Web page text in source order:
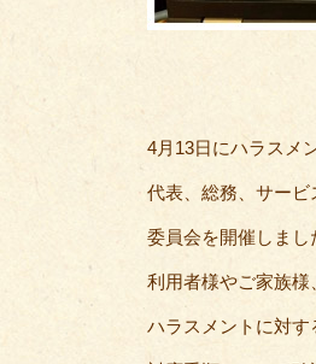
4月13日にハラスメ
代表、総務、サービ
委員会を開催しまし
利用者様やご家族様
ハラスメントに対